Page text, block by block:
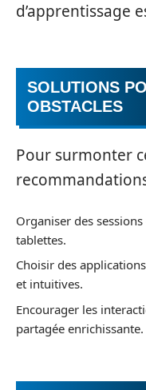
d’apprentissage
SOLUTIONS
OBSTACLES
Pour surmonter
Organiser des
tablettes.
Choisir des
et intuitives.
Encourager les
partagée enrichissante.